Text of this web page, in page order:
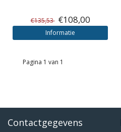
€135,53 €108,00
Informatie
Pagina 1 van 1
Contactgegevens